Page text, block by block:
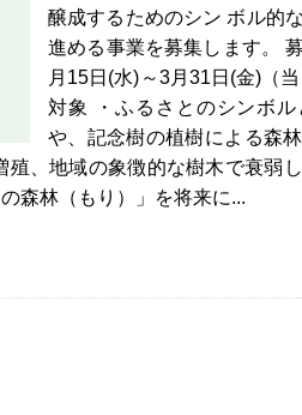
醸成するためのシン ボル的
進める事業を募集します。
月15日(水)～3月31日(金)（
対象 ・ふるさとのシンボ
や、記念樹の植樹による森
殖、地域の象徴的な樹木で衰弱
森林（もり）」を将来に...